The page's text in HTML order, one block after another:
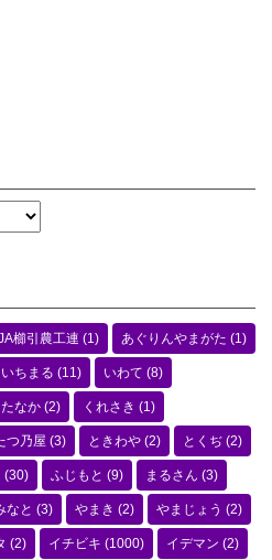
櫛引農工連 (1) あぐりんやまがた (1)
いちまる (11) いわて (8)
なか (2) くれさき (1)
つ乃屋 (3) ときわや (2) とくぢ (2)
(30) ふじもと (9) まるさん (3)
なと (3) やまき (2) やまじょう (2)
(2) イチビキ (1000) イデマン (2)